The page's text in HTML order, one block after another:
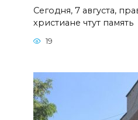
Сегодня, 7 августа,
христиане чтут память
19